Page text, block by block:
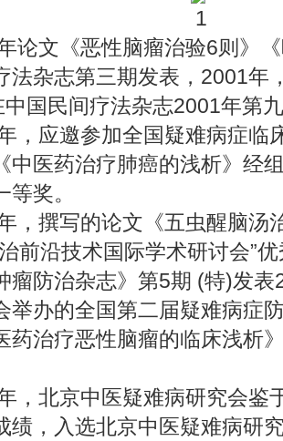
文《恶性脑瘤治验6则》《
法杂志第三期发表，2001年
国民间疗法杂志2001年第
应邀参加全国疑难病症临
中医药治疗肺癌的浅析》经
奖。
撰写的论文《五虫醒脑汤
前沿技术国际学术研讨会”
瘤防治杂志》第5期 (特)发
举办的全国第二届疑难病症
药治疗恶性脑瘤的临床浅析
北京中医疑难病研究会鉴
绩，入选北京中医疑难病研